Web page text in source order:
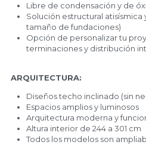
Libre de condensación y de
Solución estructural atisísmica
tamaño de fundaciones)
Opción de personalizar tu
terminaciones y distribución
ARQUITECTURA:
Diseños techo inclinado (sin
Espacios amplios y luminosos
Arquitectura moderna y
Altura interior de 244 a 301 cm
Todos los modelos son